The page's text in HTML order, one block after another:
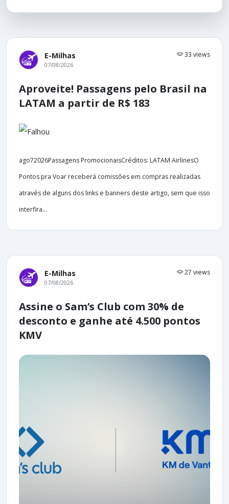
E-Milhas 33 views
07/08/2026
Aproveite! Passagens pelo Brasil na
LATAM a partir de R$ 183
ago72026Passagens PromocionaisCréditos: LATAM AirlinesO
Pontos pra Voar receberá comissões em compras realizadas
através de alguns dos links e banners deste artigo, sem que isso
interfira...
E-Milhas 27 views
07/08/2026
Assine o Sam’s Club com 30% de
desconto e ganhe até 4.500 pontos
KMV